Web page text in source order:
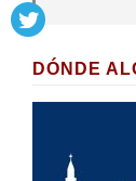
DÓNDE